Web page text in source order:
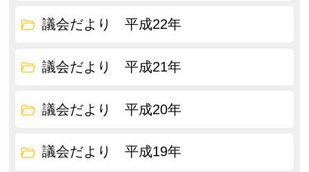
議会だより 平成22年
議会だより 平成21年
議会だより 平成20年
議会だより 平成19年